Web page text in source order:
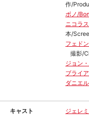
作/
ボノ/
ニコラ
本/
フェド
撮影/
ジョン
ブライ
ダニエ
キャスト ジェレ